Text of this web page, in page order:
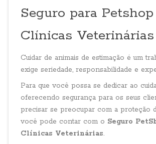
Seguro para
Clínicas Veterinárias
Cuidar de animais de estimação é um
exige seriedade, responsabilidade e
Para que você possa se dedicar ao
oferecendo segurança para os seus
precisar se preocupar com a proteção
você pode contar com o Seguro
Clínicas Veterinárias.